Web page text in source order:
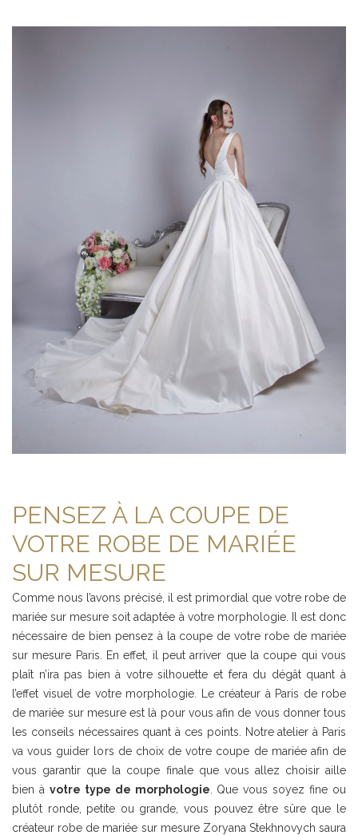
PENSEZ À LA COUPE DE
VOTRE ROBE DE MARIÉE
SUR MESURE
Comme nous l’avons précisé, il est primordial que votre robe de
mariée sur mesure soit adaptée à votre morphologie. Il est donc
nécessaire de bien pensez à la coupe de votre robe de mariée
sur mesure Paris. En effet, il peut arriver que la coupe qui vous
plaît n’ira pas bien à votre silhouette et fera du dégât quant à
l’effet visuel de votre morphologie. Le créateur à Paris de robe
de mariée sur mesure est là pour vous afin de vous donner tous
les conseils nécessaires quant à ces points. Notre atelier à Paris
va vous guider lors de choix de votre coupe de mariée afin de
vous garantir que la coupe finale que vous allez choisir aille
bien à votre type de morphologie . Que vous soyez fine ou
plutôt ronde, petite ou grande, vous pouvez être sûre que le
créateur robe de mariée sur mesure Zoryana Stekhnovych saura